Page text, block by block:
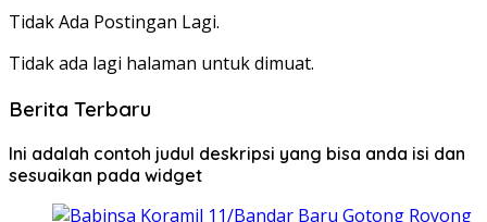
Tidak Ada Postingan Lagi.
Tidak ada lagi halaman untuk dimuat.
Berita Terbaru
Ini adalah contoh judul deskripsi yang bisa anda isi dan
sesuaikan pada widget